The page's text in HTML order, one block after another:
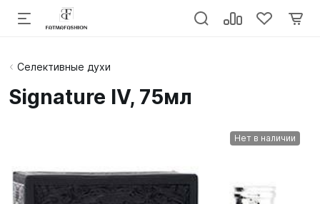
Селективные духи
Signature IV, 75мл
Нет в наличии